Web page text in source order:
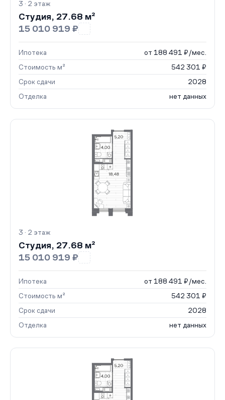
3 · 2 этаж
Студия, 27.68 м²
15 010 919 ₽
Ипотека
от 188 491 ₽/мес.
Стоимость м²
542 301 ₽
Срок сдачи
2028
Отделка
нет данных
3 · 2 этаж
Студия, 27.68 м²
15 010 919 ₽
Ипотека
от 188 491 ₽/мес.
Стоимость м²
542 301 ₽
Срок сдачи
2028
Отделка
нет данных